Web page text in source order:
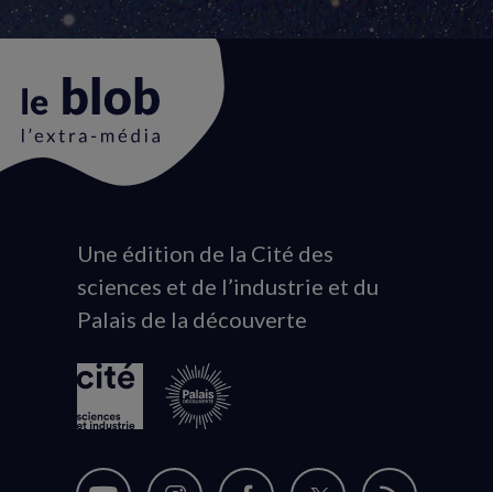
Animation
du
logo
Une édition de la Cité des
sciences et de l’industrie et du
Palais de la découverte